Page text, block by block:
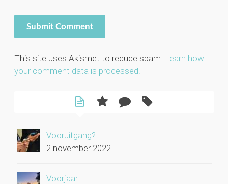
This site uses Akismet to reduce spam. Learn how
your comment data is processed.
Vooruitgang?
2 november 2022
Voorjaar